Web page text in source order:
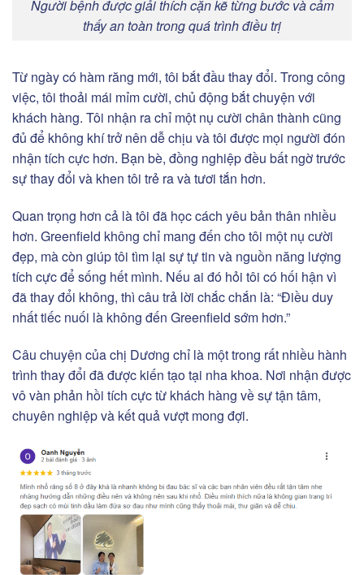
Người bệnh được giải thích cặn kẽ từng bước và cảm
thấy an toàn trong quá trình điều trị
Từ ngày có hàm răng mới, tôi bắt đầu thay đổi. Trong công
việc, tôi thoải mái mỉm cười, chủ động bắt chuyện với
khách hàng. Tôi nhận ra chỉ một nụ cười chân thành cũng
đủ để không khí trở nên dễ chịu và tôi được mọi người đón
nhận tích cực hơn. Bạn bè, đồng nghiệp đều bất ngờ trước
sự thay đổi và khen tôi trẻ ra và tươi tắn hơn.
Quan trọng hơn cả là tôi đã học cách yêu bản thân nhiều
hơn. Greenfield không chỉ mang đến cho tôi một nụ cười
đẹp, mà còn giúp tôi tìm lại sự tự tin và nguồn năng lượng
tích cực để sống hết mình. Nếu ai đó hỏi tôi có hối hận vì
đã thay đổi không, thì câu trả lời chắc chắn là: “Điều duy
nhất tiếc nuối là không đến Greenfield sớm hơn.”
Câu chuyện của chị Dương chỉ là một trong rất nhiều hành
trình thay đổi đã được kiến tạo tại nha khoa. Nơi nhận được
vô vàn phản hồi tích cực từ khách hàng về sự tận tâm,
chuyên nghiệp và kết quả vượt mong đợi.